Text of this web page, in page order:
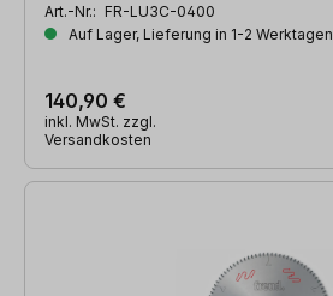
Art.-Nr.: FR-LU3C-0400
Auf Lager, Lieferung in 1-2 Werktagen
140,90 €
inkl. MwSt. zzgl.
Versandkosten